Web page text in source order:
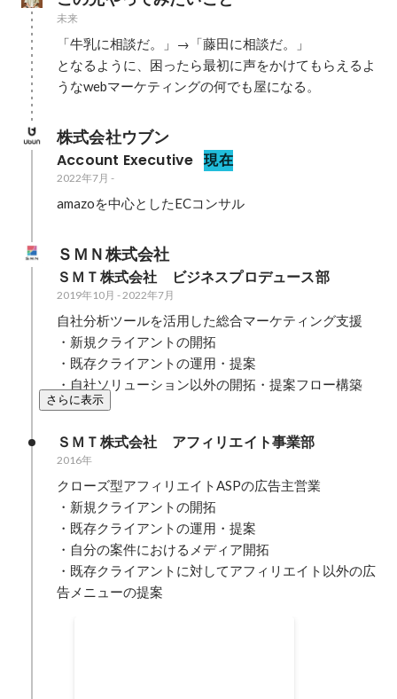
未来
「牛乳に相談だ。」→「藤田に相談だ。」
となるように、困ったら最初に声をかけてもらえるよ
うなwebマーケティングの何でも屋になる。
株式会社ウブン
Account Executive 現在
2022年7月 -
amazoを中心としたECコンサル
ＳＭＮ株式会社
ＳＭＴ株式会社　ビジネスプロデュース部
2019年10月 -2022年7月
自社分析ツールを活用した総合マーケティング支援
・新規クライアントの開拓
・既存クライアントの運用・提案
・自社ソリューション以外の開拓・提案フロー構築
さらに表示
ＳＭＴ株式会社　アフィリエイト事業部
2016年
クローズ型アフィリエイトASPの広告主営業
・新規クライアントの開拓
・既存クライアントの運用・提案
・自分の案件におけるメディア開拓
・既存クライアントに対してアフィリエイト以外の広
告メニューの提案